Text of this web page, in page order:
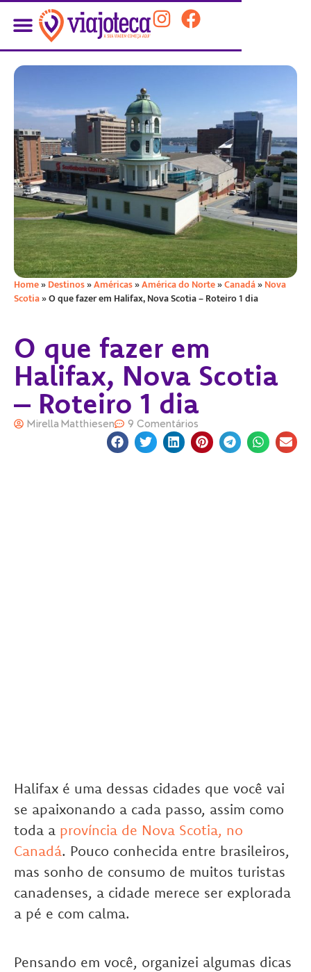
Home»Destinos»Américas»América do Norte»Canadá»Nova
Scotia»O que fazer em Halifax, Nova Scotia – Roteiro 1 dia
O que fazer em
Halifax, Nova Scotia
– Roteiro 1 dia
Mirella Matthiesen 9 Comentários
Halifax é uma dessas cidades que você vai
se apaixonando a cada passo, assim como
toda a província de Nova Scotia, no
Canadá. Pouco conhecida entre brasileiros,
mas sonho de consumo de muitos turistas
canadenses, a cidade merece ser explorada
a pé e com calma.
Pensando em você, organizei algumas dicas